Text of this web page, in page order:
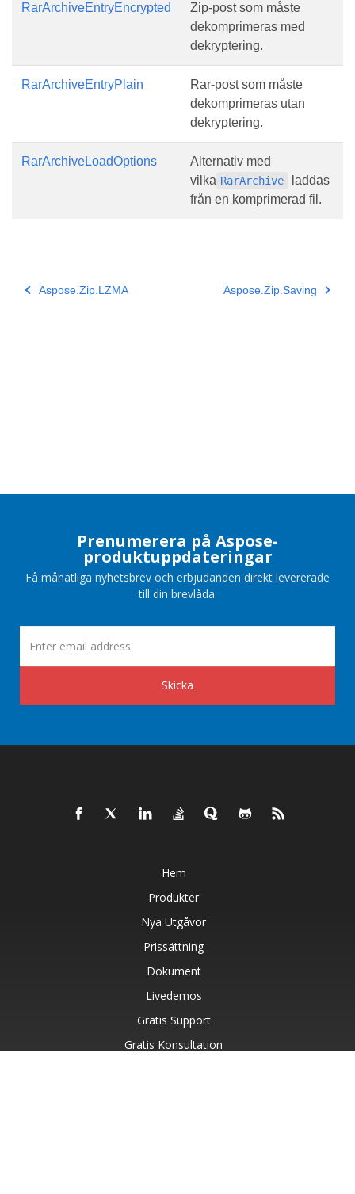
RarArchiveEntryEncrypted
Zip-post som måste
dekomprimeras med
dekryptering.
RarArchiveEntryPlain
Rar-post som måste
dekomprimeras utan
dekryptering.
RarArchiveLoadOptions
Alternativ med
vilka RarArchive
laddas
från en komprimerad fil.
Aspose.Zip.LZMA Aspose.Zip.Saving
Prenumerera på Aspose-
produktuppdateringar
Få månatliga nyhetsbrev och erbjudanden direkt levererade
till din brevlåda.
Skicka
Hem
Produkter
Nya Utgåvor
Prissättning
Dokument
Livedemos
Gratis Support
Gratis Konsultation